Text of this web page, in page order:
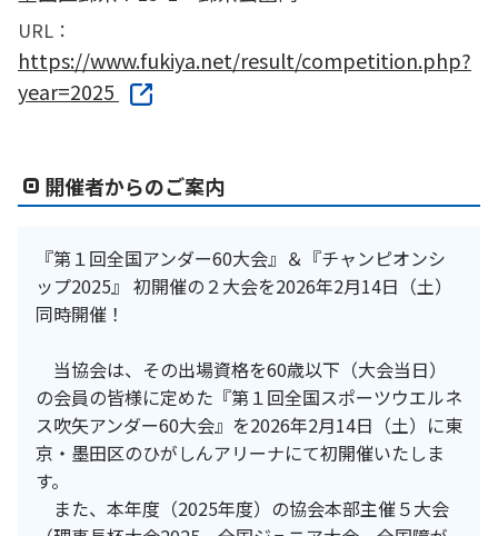
URL：
https://www.fukiya.net/result/competition.php?
year=2025
開催者からのご案内
『第１回全国アンダー60大会』＆『チャンピオンシ
ップ2025』 初開催の２大会を2026年2月14日（土）
同時開催！
当協会は、その出場資格を60歳以下（大会当日）
の会員の皆様に定めた『第１回全国スポーツウエルネ
ス吹矢アンダー60大会』を2026年2月14日（土）に東
京・墨田区のひがしんアリーナにて初開催いたしま
す。
また、本年度（2025年度）の協会本部主催５大会